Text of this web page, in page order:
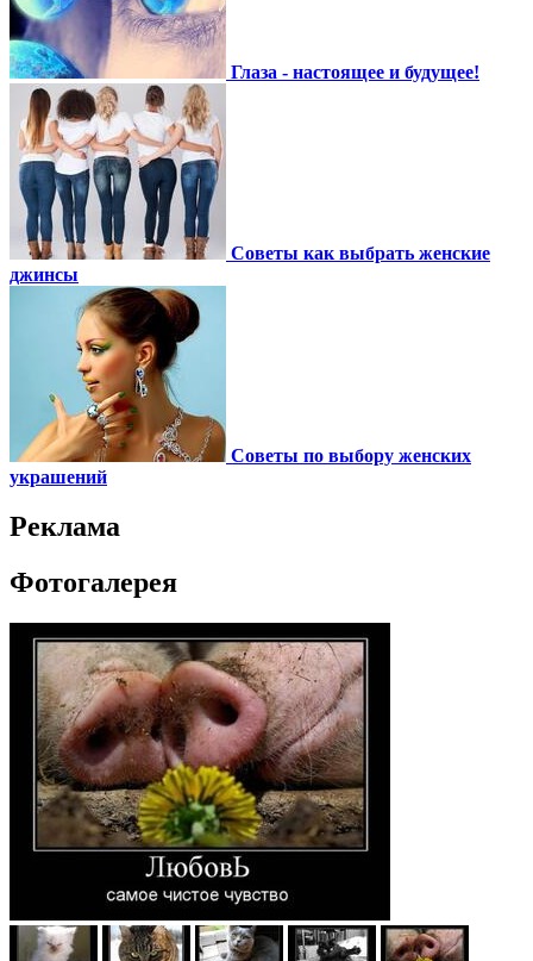
Глаза - настоящее и будущее!
Советы как выбрать женские
джинсы
Советы по выбору женских
украшений
Реклама
Фотогалерея